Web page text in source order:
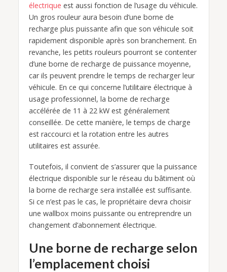
électrique est aussi fonction de l’usage du véhicule.
Un gros rouleur aura besoin d’une borne de
recharge plus puissante afin que son véhicule soit
rapidement disponible après son branchement. En
revanche, les petits rouleurs pourront se contenter
d’une borne de recharge de puissance moyenne,
car ils peuvent prendre le temps de recharger leur
véhicule. En ce qui concerne l’utilitaire électrique à
usage professionnel, la borne de recharge
accélérée de 11 à 22 kW est généralement
conseillée. De cette manière, le temps de charge
est raccourci et la rotation entre les autres
utilitaires est assurée.
Toutefois, il convient de s’assurer que la puissance
électrique disponible sur le réseau du bâtiment où
la borne de recharge sera installée est suffisante.
Si ce n’est pas le cas, le propriétaire devra choisir
une wallbox moins puissante ou entreprendre un
changement d’abonnement électrique.
Une borne de recharge selon
l’emplacement choisi